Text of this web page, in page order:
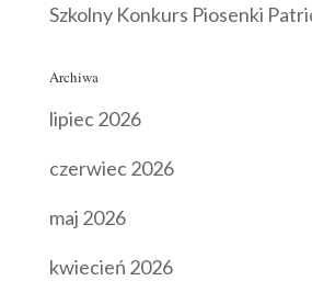
Szkolny Konkurs Piosenki
Archiwa
lipiec 2026
czerwiec 2026
maj 2026
kwiecień 2026